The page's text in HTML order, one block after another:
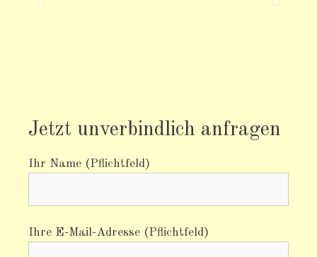
Jetzt unverbindlich anfragen
Ihr Name (Pflichtfeld)
Ihre E-Mail-Adresse (Pflichtfeld)